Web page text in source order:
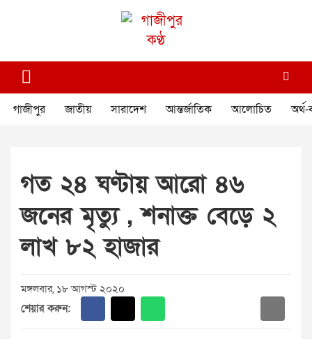
গাজীপুর কণ্ঠ
গাজীপুর জাতীয় সারাদেশ আন্তর্জাতিক আলোচিত অর্থ-
গত ২৪ ঘণ্টায় আরো ৪৬
জনের মৃত্যু , শনাক্ত বেড়ে ২
লাখ ৮২ হাজার
মঙ্গলবার, ১৮ আগস্ট ২০২০
শেয়ার করুন: